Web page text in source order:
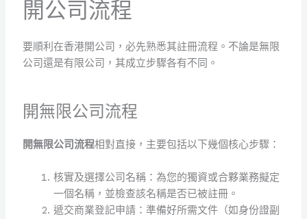
開公司流程
要順利在香港開公司，必先熟悉其註冊流程。不論是無限
公司還是有限公司，其成立步驟各有不同。
開無限公司流程
開無限公司流程相對直接，主要包括以下幾個核心步驟：
核實及選擇公司名稱：為您的獨資或合夥業務擬定
一個名稱，並檢查該名稱是否已被註冊。
遞交商業登記申請：準備好所需文件（如身份證副